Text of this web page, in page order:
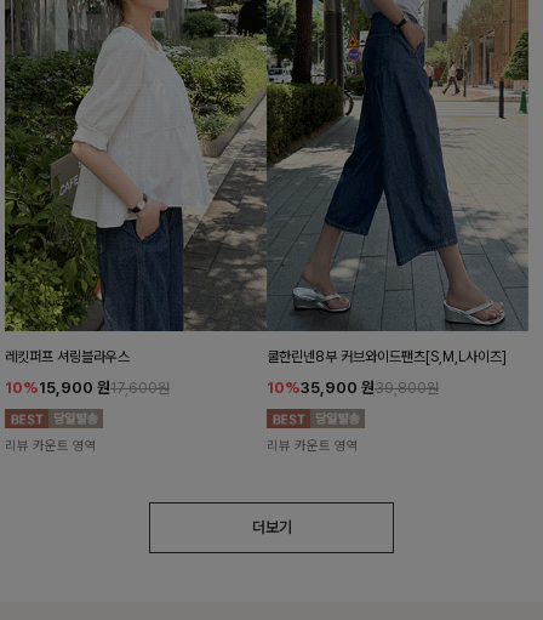
레킷퍼프 셔링블라우스
10%15,900 원17,600원
리뷰 카운트 영역
쿨한린넨8부 커브와이드팬츠[S,M,L사이즈]
10%35,900 원39,800원
리뷰 카운트 영역
더보기